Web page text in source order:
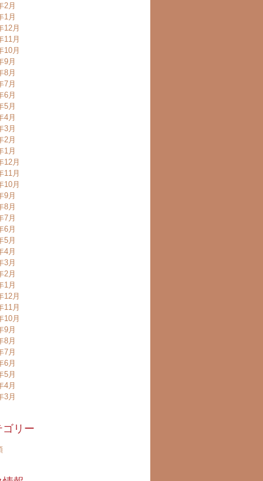
2月
1月
12月
11月
10月
9月
8月
7月
6月
5月
4月
3月
2月
1月
12月
11月
10月
9月
8月
7月
6月
5月
4月
3月
2月
1月
12月
11月
10月
9月
8月
7月
6月
5月
4月
3月
ゴリー